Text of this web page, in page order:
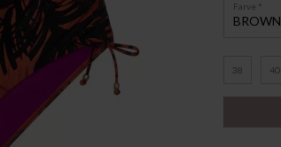
BROWN
Farve
38 40